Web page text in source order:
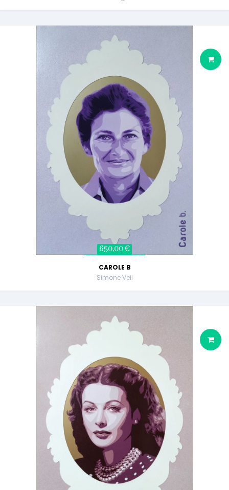
650,00 €
CAROLE B
Simone Veil